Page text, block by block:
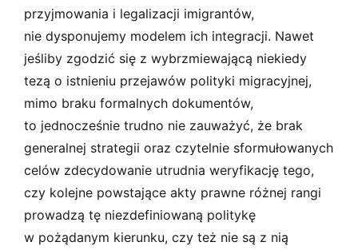
przyjmowania i legalizacji imigrantów,
nie dysponujemy modelem ich integracji. Nawet
jeśliby zgodzić się z wybrzmiewającą niekiedy
tezą o istnieniu przejawów polityki migracyjnej,
mimo braku formalnych dokumentów,
to jednocześnie trudno nie zauważyć, że brak
generalnej strategii oraz czytelnie sformułowanych
celów zdecydowanie utrudnia weryfikację tego,
czy kolejne powstające akty prawne różnej rangi
prowadzą tę niezdefiniowaną politykę
w pożądanym kierunku, czy też nie są z nią